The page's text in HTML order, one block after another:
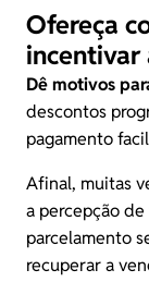
Ofereça
incentivar
Dê motivos
descontos
pagamento
Afinal, muitas
a percepção
parcelamento
recuperar a